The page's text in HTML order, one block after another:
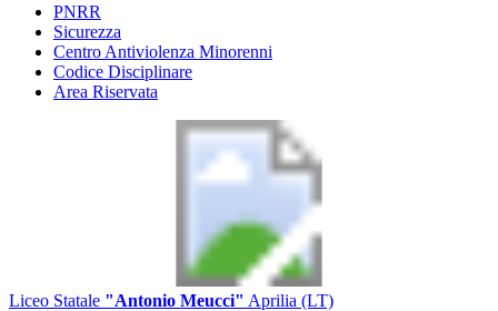
PNRR
Sicurezza
Centro Antiviolenza Minorenni
Codice Disciplinare
Area Riservata
Liceo Statale "Antonio Meucci" Aprilia (LT)